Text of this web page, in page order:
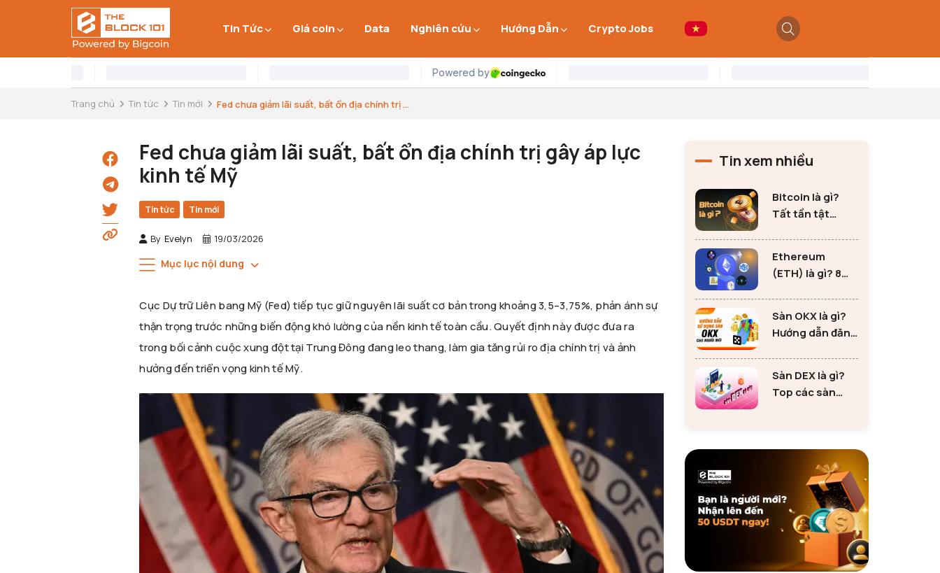
Tin Tức Giá coin Data Nghiên cứu Hướng Dẫn Crypto Jobs
Trang chủ Tin tức Tin mới Fed chưa giảm lãi suất, bất ổn địa chính trị ...
Fed chưa giảm lãi suất, bất ổn địa chính trị gây áp lực
kinh tế Mỹ
Tin tức Tin mới
By Evelyn 19/03/2026
Mục lục nội dung
Cục Dự trữ Liên bang Mỹ (Fed) tiếp tục giữ nguyên lãi suất cơ bản trong khoảng 3,5–3,75%, phản ánh sự
thận trọng trước những biến động khó lường của nền kinh tế toàn cầu. Quyết định này được đưa ra
trong bối cảnh cuộc xung đột tại Trung Đông đang leo thang, làm gia tăng rủi ro địa chính trị và ảnh
hưởng đến triển vọng kinh tế Mỹ.
Tin xem nhiều
Bitcoin là gì?
Tất tần tật
Bitcoin
Ethereum
(ETH) là gì? 8
tư Ethereum
Sàn OKX là gì?
Hướng dẫn đăng
mới
Sàn DEX là gì?
Top các sàn